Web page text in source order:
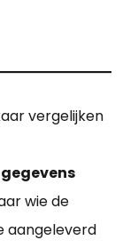
vergelijken
wie de
aangeleverd